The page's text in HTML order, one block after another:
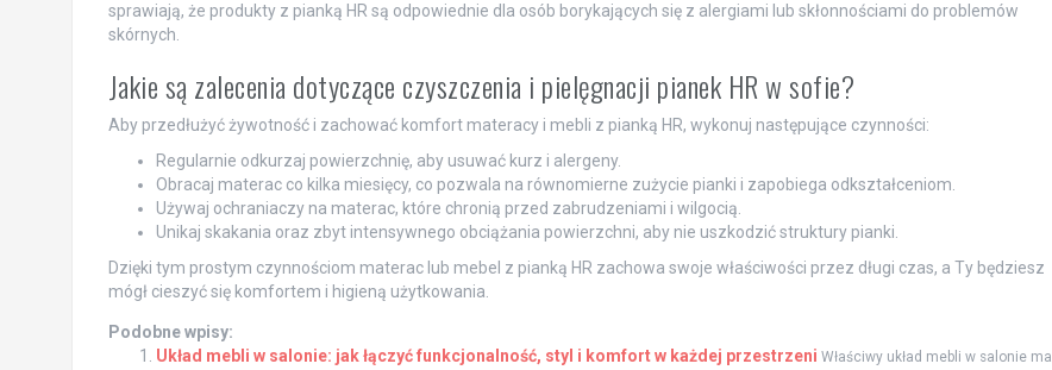
sprawiają, że produkty z pianką HR są odpowiednie dla osób borykających się z alergiami lub skłonnościami do problemów
skórnych.
Jakie są zalecenia dotyczące czyszczenia i pielęgnacji pianek HR w sofie?
Aby przedłużyć żywotność i zachować komfort materacy i mebli z pianką HR, wykonuj następujące czynności:
Regularnie odkurzaj powierzchnię, aby usuwać kurz i alergeny.
Obracaj materac co kilka miesięcy, co pozwala na równomierne zużycie pianki i zapobiega odkształceniom.
Używaj ochraniaczy na materac, które chronią przed zabrudzeniami i wilgocią.
Unikaj skakania oraz zbyt intensywnego obciążania powierzchni, aby nie uszkodzić struktury pianki.
Dzięki tym prostym czynnościom materac lub mebel z pianką HR zachowa swoje właściwości przez długi czas, a Ty będziesz
mógł cieszyć się komfortem i higieną użytkowania.
Podobne wpisy:
Układ mebli w salonie: jak łączyć funkcjonalność, styl i komfort w każdej przestrzeni Właściwy układ mebli w salonie ma